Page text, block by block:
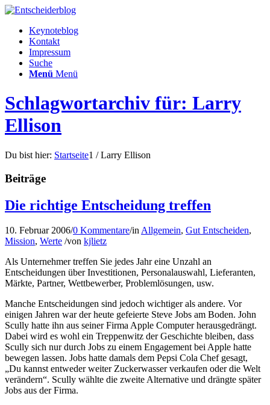
Keynoteblog
Kontakt
Impressum
Suche
Menü Menü
Schlagwortarchiv für: Larry
Ellison
Du bist hier: Startseite1 / Larry Ellison
Beiträge
Die richtige Entscheidung treffen
10. Februar 2006/0 Kommentare/inAllgemein, Gut Entscheiden,
Mission, Werte /von kjlietz
Als Unternehmer treffen Sie jedes Jahr eine Unzahl an
Entscheidungen über Investitionen, Personalauswahl, Lieferanten,
Märkte, Partner, Wettbewerber, Problemlösungen, usw.
Manche Entscheidungen sind jedoch wichtiger als andere. Vor
einigen Jahren war der heute gefeierte Steve Jobs am Boden. John
Scully hatte ihn aus seiner Firma Apple Computer herausgedrängt.
Dabei wird es wohl ein Treppenwitz der Geschichte bleiben, dass
Scully sich nur durch Jobs zu einem Engagement bei Apple hatte
bewegen lassen. Jobs hatte damals dem Pepsi Cola Chef gesagt,
„Du kannst entweder weiter Zuckerwasser verkaufen oder die Welt
verändern“. Scully wählte die zweite Alternative und drängte später
Jobs aus der Firma.